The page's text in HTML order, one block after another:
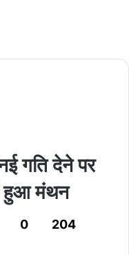
गति देने पर
हुआ मंथन
0
204